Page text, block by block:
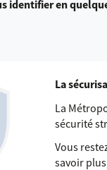
identifier en
La
La
sécurité
Vous
savoir